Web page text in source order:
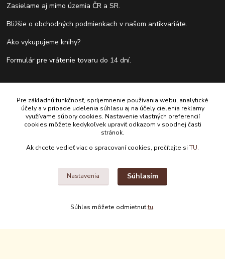
Zasielame aj mimo územia ČR a SR.
Bližšie o obchodných podmienkach v našom antikvariáte.
Ako vykupujeme knihy?
Formulár pre vrátenie tovaru do 14 dní.
Kontakty
Antikvariát Antikvýchod
+421 911 881 967
Pre základnú funkčnosť, spríjemnenie používania webu, analytické
účely a v prípade udelenia súhlasu aj na účely cielenia reklamy
využívame súbory cookies. Nastavenie vlastných preferencií
cookies môžete kedykoľvek upraviť odkazom v spodnej časti
stránok.
Ak chcete vedieť viac o spracovaní cookies, prečítajte siTU.
Nastavenia Súhlasím
Súhlas môžete odmietnuťtu.